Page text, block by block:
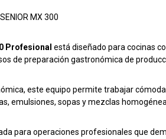
MX 300
Profesional está diseñado para cocinas
de preparación gastronómica de
este equipo permite trabajar
emulsiones, sopas y mezclas
para operaciones profesionales que